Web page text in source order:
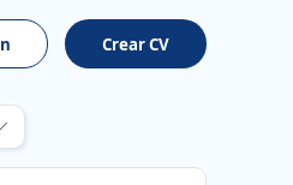
Crear CV